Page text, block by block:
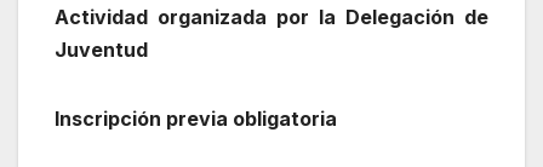
Actividad organizada por la Delegación de
Juventud
Inscripción previa obligatoria